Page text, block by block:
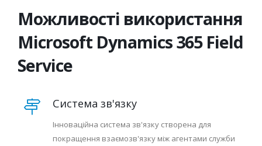
Можливості використання
Microsoft Dynamics 365 Field
Service
Система зв'язку
Інноваційна система зв'язку створена для
покращення взаємозв'язку між агентами служби